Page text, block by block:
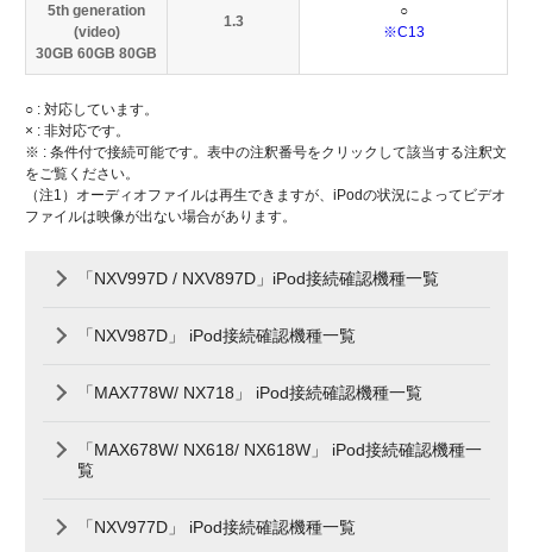
5th generation
(video)
30GB 60GB 80GB
1.3
○
※C13
○ : 対応しています。
× : 非対応です。
※ : 条件付で接続可能です。表中の注釈番号をクリックして該当する注釈文
をご覧ください。
（注1）オーディオファイルは再生できますが、iPodの状況によってビデオ
ファイルは映像が出ない場合があります。
「NXV997D / NXV897D」iPod接続確認機種一覧
「NXV987D」 iPod接続確認機種一覧
「MAX778W/ NX718」 iPod接続確認機種一覧
「MAX678W/ NX618/ NX618W」 iPod接続確認機種一
覧
「NXV977D」 iPod接続確認機種一覧